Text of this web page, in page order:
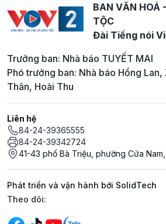
BAN VĂN HOÁ
TỘC
Đài Tiếng nói
Trưởng ban: Nhà báo TUYẾT MAI
Phó trưởng ban: Nhà báo Hồng Lan,
Thân, Hoài Thu
Liên hệ
84-24-39365555
84-24-39342724
41-43 phố Bà Triệu, phường Cửa
Phát triển và vận hành bởi SolidTech
Mạng xã hội
Theo dõi: